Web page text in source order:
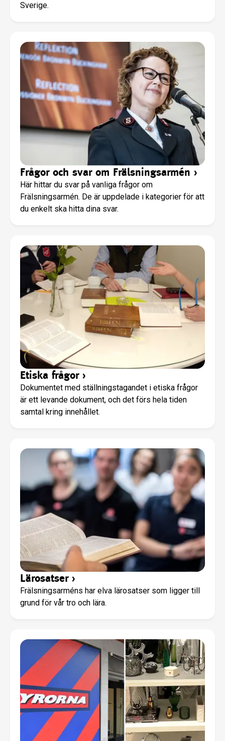
Sverige.
Frågor och svar om Frälsningsarmén ›
Här hittar du svar på vanliga frågor om
Frälsningsarmén. De är uppdelade i kategorier för att
du enkelt ska hitta dina svar.
Etiska frågor›
Dokumentet med ställningstagandet i etiska frågor
är ett levande dokument, och det förs hela tiden
samtal kring innehållet.
Lärosatser›
Frälsningsarméns har elva lärosatser som ligger till
grund för vår tro och lära.